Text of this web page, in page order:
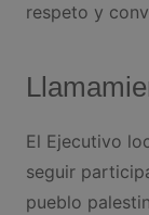
respeto y
El Ejecutivo
seguir
pueblo